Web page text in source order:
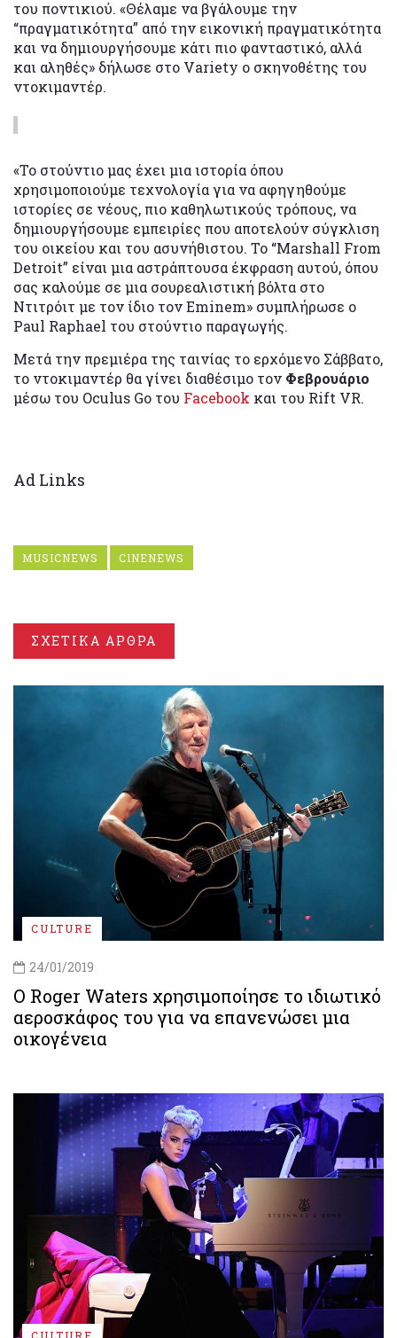
του ποντικιού. «Θέλαμε να βγάλουμε την
“πραγματικότητα” από την εικονική πραγματικότητα
και να δημιουργήσουμε κάτι πιο φανταστικό, αλλά
και αληθές» δήλωσε στο Variety ο σκηνοθέτης του
ντοκιμαντέρ.
«Το στούντιο μας έχει μια ιστορία όπου
χρησιμοποιούμε τεχνολογία για να αφηγηθούμε
ιστορίες σε νέους, πιο καθηλωτικούς τρόπους, να
δημιουργήσουμε εμπειρίες που αποτελούν σύγκλιση
του οικείου και του ασυνήθιστου. Το “Marshall From
Detroit” είναι μια αστράπτουσα έκφραση αυτού, όπου
σας καλούμε σε μια σουρεαλιστική βόλτα στο
Ντιτρόιτ με τον ίδιο τον Eminem» συμπλήρωσε ο
Paul Raphael του στούντιο παραγωγής.
Μετά την πρεμιέρα της ταινίας το ερχόμενο Σάββατο,
το ντοκιμαντέρ θα γίνει διαθέσιμο τον Φεβρουάριο
μέσω του Oculus Go του Facebook και του Rift VR.
Ad Links
MUSICNEWS CINENEWS
ΣΧΕΤΙΚΑ ΑΡΘΡΑ
CULTURE
24/01/2019
Ο Roger Waters χρησιμοποίησε το ιδιωτικό
αεροσκάφος του για να επανενώσει μια
οικογένεια